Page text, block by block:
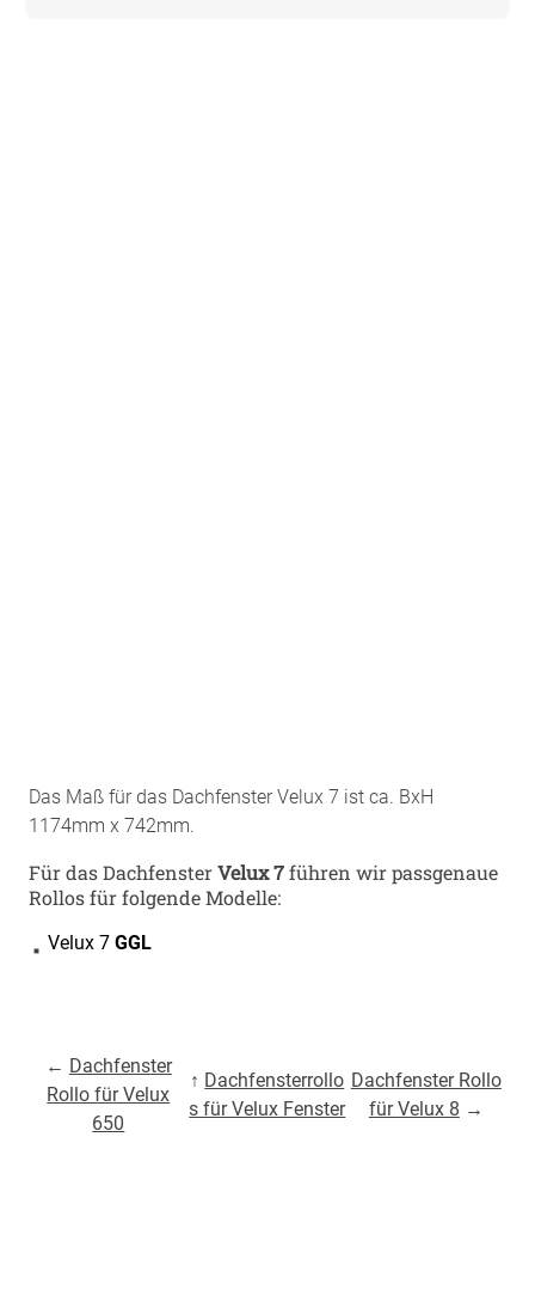
Das Maß für das Dachfenster Velux 7 ist ca. BxH
1174mm x 742mm.
Für das DachfensterVelux 7führen wir passgenaue
Rollos für folgende Modelle:
Velux 7GGL
← Dachfenster
Rollo für Velux
650
↑ Dachfensterrollo
s für Velux Fenster
Dachfenster Rollo
für Velux 8 →